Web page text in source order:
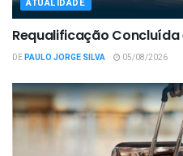
Requalificação Concluída
DEPAULO JORGE SILVA 05/08/2026